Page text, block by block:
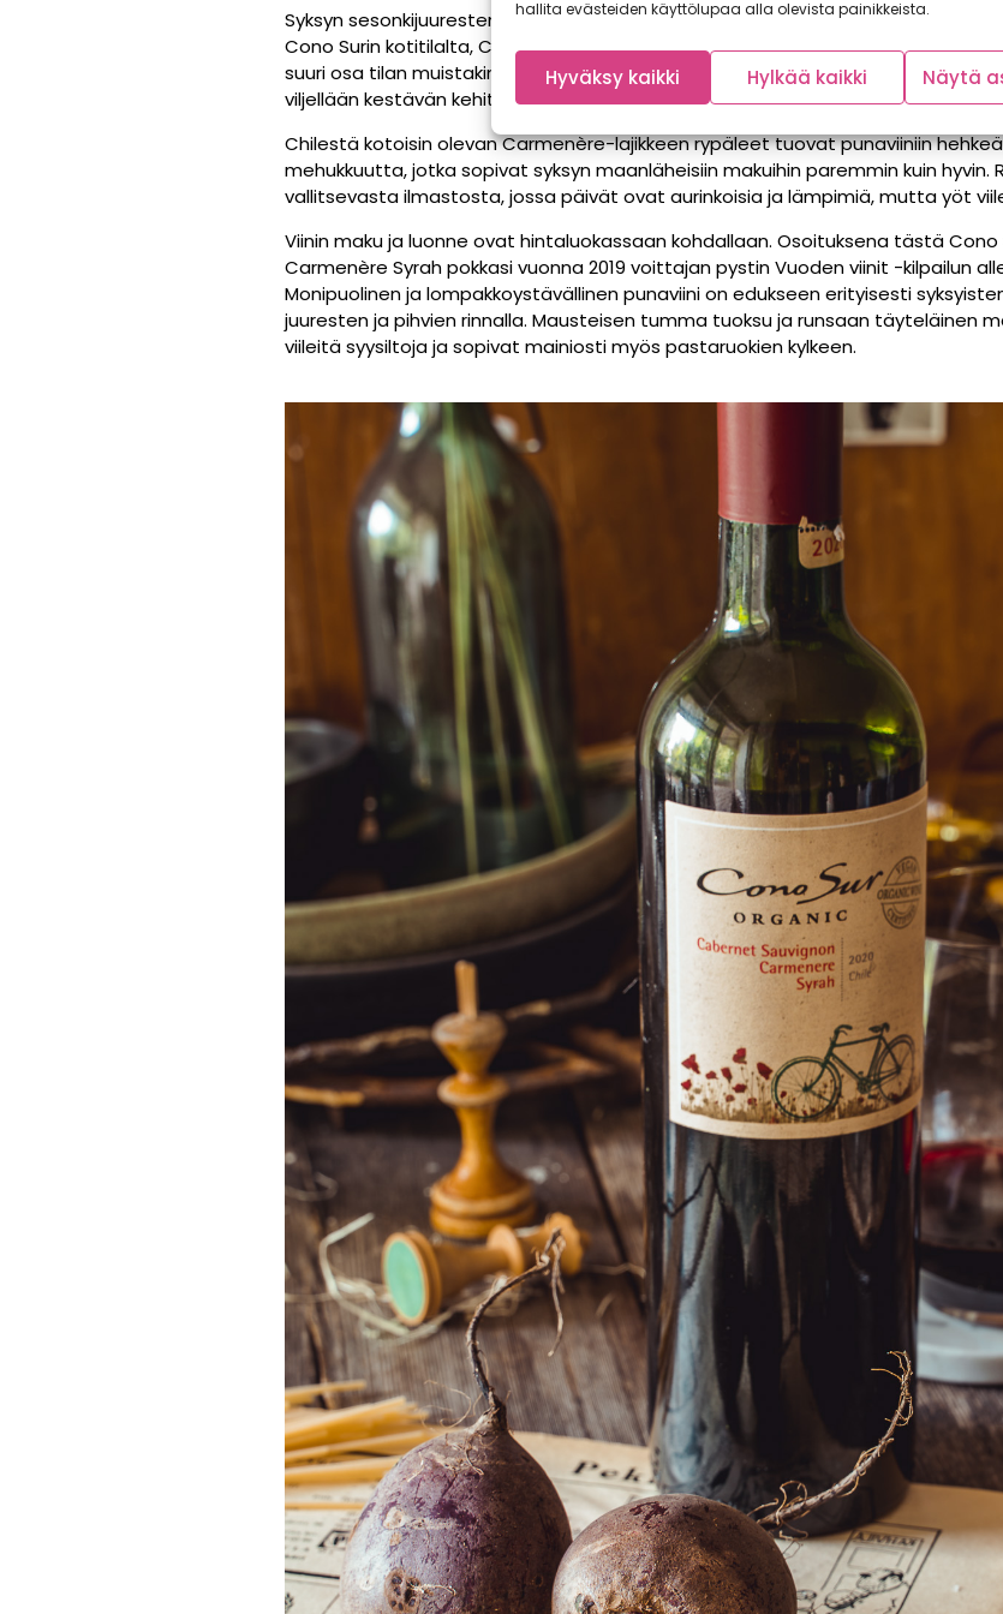
hallita evästeiden käyttölupaa alla olevista painikkeista.
Hyväksy kaikki Hylkää kaikki Näytä
Syksyn sesonkijuuresten seuralainen,Cono Sur Organic Cabernet Sauvignon
Cono Surin kotitilalta, Chilestä. Helposti lähestyttävä ja tanniineiltaan pehmeä
suuri osa tilan muistakin viineistä. Ympäristönsuojelu on Cono Surin viinitalolle
viljellään kestävän kehityksen periaatteiden mukaisesti.
Chilestä kotoisin olevan Carmenère-lajikkeen rypäleet tuovat punaviiniin
mehukkuutta, jotka sopivat syksyn maanläheisiin makuihin paremmin kuin hyvin.
vallitsevasta ilmastosta, jossa päivät ovat aurinkoisia ja lämpimiä, mutta yöt
Viinin maku ja luonne ovat hintaluokassaan kohdallaan. Osoituksena tästä
Carmenère Syrah pokkasi vuonna 2019 voittajan pystin Vuoden viinit -kilpailun
Monipuolinen ja lompakkoystävällinen punaviini on edukseen erityisesti
juuresten ja pihvien rinnalla. Mausteisen tumma tuoksu ja runsaan täyteläinen
viileitä syysiltoja ja sopivat mainiosti myös pastaruokien kylkeen.